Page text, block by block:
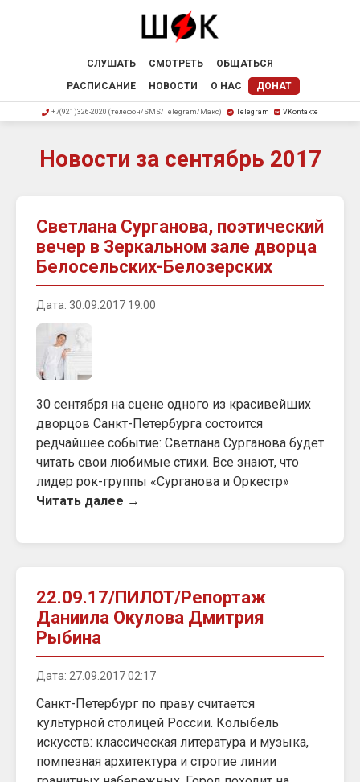
СЛУШАТЬ СМОТРЕТЬ
ОБЩАТЬСЯ
РАСПИСАНИЕ
НОВОСТИ О НАС ДОНАТ
+7(921)326-2020 (телефон/SMS/Telegram/Макс) Telegram VKontakte
Новости за сентябрь 2017
Светлана Сурганова, поэтический
вечер в Зеркальном зале дворца
Белосельских-Белозерских
Дата: 30.09.2017 19:00
30 сентября на сцене одного из красивейших
дворцов Санкт-Петербурга состоится
редчайшее событие: Светлана Сурганова будет
читать свои любимые стихи. Все знают, что
лидер рок-группы «Сурганова и Оркестр»
Читать далее →
22.09.17/ПИЛОТ/Репортаж
Даниила Окулова Дмитрия
Рыбина
Дата: 27.09.2017 02:17
Санкт-Петербург по праву считается
культурной столицей России. Колыбель
искусств: классическая литература и музыка,
помпезная архитектура и строгие линии